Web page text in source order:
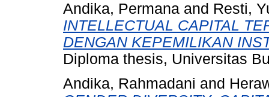
Andika, Permana and Resti,
INTELLECTUAL CAPITAL
DENGAN KEPEMILIKAN
Diploma thesis, Universitas
Andika, Rahmadani and